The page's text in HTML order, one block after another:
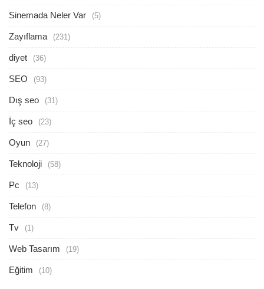
Sinemada Neler Var (5)
Zayıflama (231)
diyet (36)
SEO (93)
Dış seo (31)
İç seo (23)
Oyun (27)
Teknoloji (58)
Pc (13)
Telefon (8)
Tv (1)
Web Tasarım (19)
Eğitim (10)